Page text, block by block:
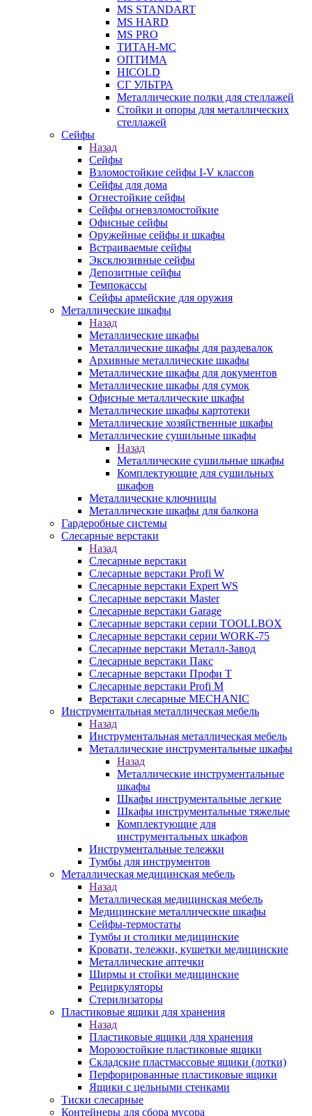
MS STANDART
MS HARD
MS PRO
ТИТАН-МС
ОПТИМА
HICOLD
СГ УЛЬТРА
Металлические полки для стеллажей
Стойки и опоры для металлических
стеллажей
Сейфы
Назад
Сейфы
Взломостойкие сейфы I-V классов
Сейфы для дома
Огнестойкие сейфы
Сейфы огневзломостойкие
Офисные сейфы
Оружейные сейфы и шкафы
Встраиваемые сейфы
Эксклюзивные сейфы
Депозитные сейфы
Темпокассы
Сейфы армейские для оружия
Металлические шкафы
Назад
Металлические шкафы
Металлические шкафы для раздевалок
Архивные металлические шкафы
Металлические шкафы для документов
Металлические шкафы для сумок
Офисные металлические шкафы
Металлические шкафы картотеки
Металлические хозяйственные шкафы
Металлические сушильные шкафы
Назад
Металлические сушильные шкафы
Комплектующие для сушильных
шкафов
Металлические ключницы
Металлические шкафы для балкона
Гардеробные системы
Слесарные верстаки
Назад
Слесарные верстаки
Слесарные верстаки Profi W
Слесарные верстаки Expert WS
Слесарные верстаки Master
Слесарные верстаки Garage
Слесарные верстаки серии TOOLLBOX
Слесарные верстаки серии WORK-75
Слесарные верстаки Металл-Завод
Слесарные верстаки Пакс
Слесарные верстаки Профи Т
Слесарные верстаки Profi M
Верстаки слесарные MECHANIC
Инструментальная металлическая мебель
Назад
Инструментальная металлическая мебель
Металлические инструментальные шкафы
Назад
Металлические инструментальные
шкафы
Шкафы инструментальные легкие
Шкафы инструментальные тяжелые
Комплектующие для
инструментальных шкафов
Инструментальные тележки
Тумбы для инструментов
Металлическая медицинская мебель
Назад
Металлическая медицинская мебель
Медицинские металлические шкафы
Сейфы-термостаты
Тумбы и столики медицинские
Кровати, тележки, кушетки медицинские
Металлические аптечки
Ширмы и стойки медицинские
Рециркуляторы
Стерилизаторы
Пластиковые ящики для хранения
Назад
Пластиковые ящики для хранения
Морозостойкие пластиковые ящики
Складские пластмассовые ящики (лотки)
Перфорированные пластиковые ящики
Ящики с цельными стенками
Тиски слесарные
Контейнеры для сбора мусора